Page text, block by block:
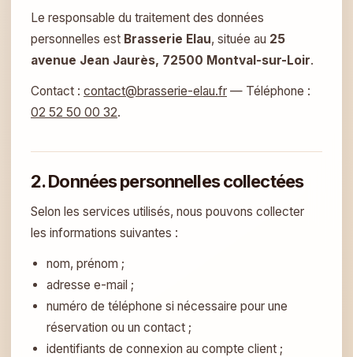
Le responsable du traitement des données
personnelles est Brasserie Elau, située au 25
avenue Jean Jaurès, 72500 Montval-sur-Loir.
Contact : contact@brasserie-elau.fr — Téléphone :
02 52 50 00 32.
2. Données personnelles collectées
Selon les services utilisés, nous pouvons collecter
les informations suivantes :
nom, prénom ;
adresse e-mail ;
numéro de téléphone si nécessaire pour une
réservation ou un contact ;
identifiants de connexion au compte client ;